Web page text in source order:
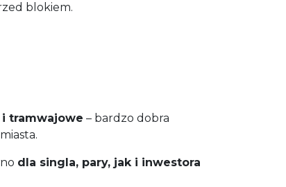
blokiem.
tramwajowe – bardzo dobra
dla singla, pary, jak i inwestora